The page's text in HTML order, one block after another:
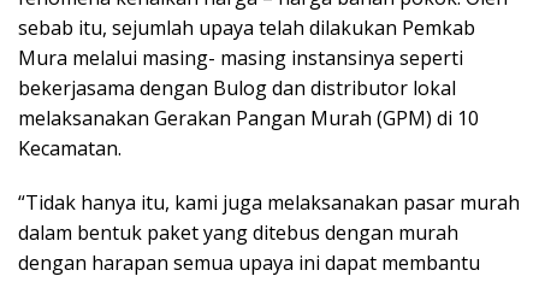
sebab itu, sejumlah upaya telah dilakukan Pemkab
Mura melalui masing- masing instansinya seperti
bekerjasama dengan Bulog dan distributor lokal
melaksanakan Gerakan Pangan Murah (GPM) di 10
Kecamatan.
“Tidak hanya itu, kami juga melaksanakan pasar murah
dalam bentuk paket yang ditebus dengan murah
dengan harapan semua upaya ini dapat membantu